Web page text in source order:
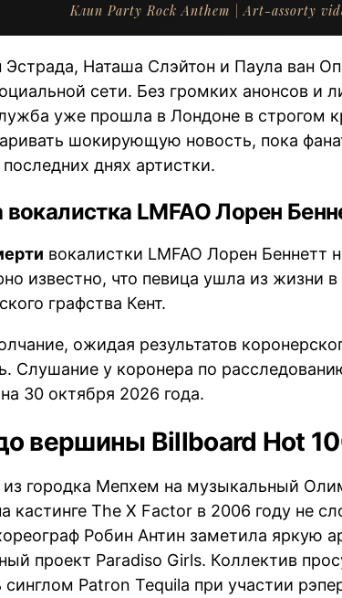
Клип Party Rock Anthem | Art-assorty
Наташа Слэйтон и Паула ван
сети. Без громких анонсов и
уже прошла в Лондоне в строгом
шокирующую новость, пока
днях артистки.
LMFAO Лорен
вокалистки LMFAO Лорен Беннетт
известно, что певица ушла из жизни
графства Кент.
ожидая результатов
Слушание у коронера по
30 октября 2026 года.
вершины Billboard Hot
из городка Мепхем на музыкальный
кастинге The X Factor в 2006 году не
Робин Антин заметила яркую
проект Paradiso Girls. Коллектив
синглом Patron Tequila при участии